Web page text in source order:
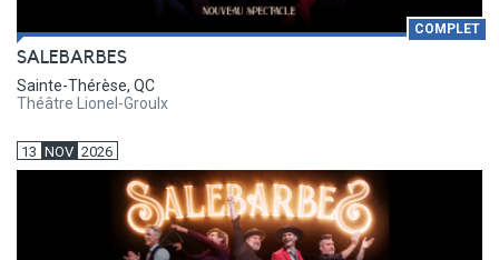
COMPLET
SALEBARBES
Sainte-Thérèse, QC
Théâtre Lionel-Groulx
13 NOV 2026